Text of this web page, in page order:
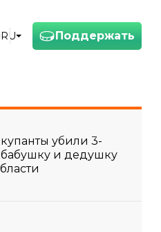
Поддержать
RU
убили 3-
бабушку и дедушку